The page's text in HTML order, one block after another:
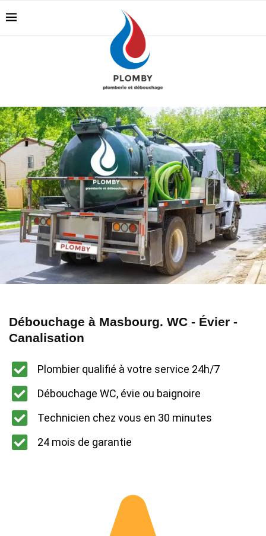
Débouchage à Masbourg. WC - Évier -
Canalisation
Plombier qualifié à votre service 24h/7
Débouchage WC, évie ou baignoire
Technicien chez vous en 30 minutes
24 mois de garantie